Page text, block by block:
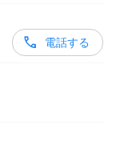
電話する